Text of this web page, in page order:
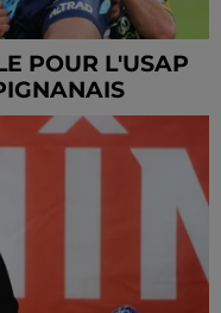
POUR L'USAP